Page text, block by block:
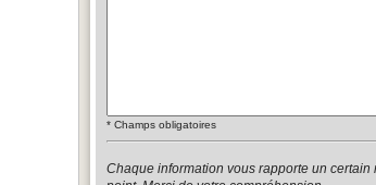
* Champs obligatoires
Chaque information vous rapporte un